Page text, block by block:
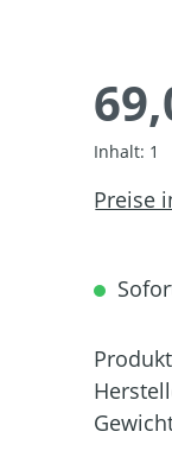
Inhalt: 1
Preise